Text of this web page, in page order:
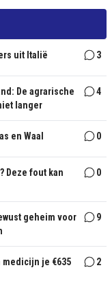
uit Italië 3
De agrarische
langer
4
en Waal 0
Deze fout kan
0
geheim voor
9
je €635
2